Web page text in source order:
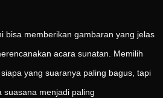
bisa memberikan gambaran yang jelas
acara sunatan. Memilih
yang suaranya paling bagus, tapi
suasana menjadi paling